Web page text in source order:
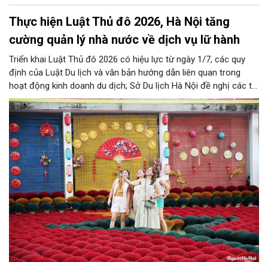
Thực hiện Luật Thủ đô 2026, Hà Nội tăng
cường quản lý nhà nước về dịch vụ lữ hành
Triển khai Luật Thủ đô 2026 có hiệu lực từ ngày 1/7, các quy
định của Luật Du lịch và văn bản hướng dẫn liên quan trong
hoạt động kinh doanh du dịch; Sở Du lịch Hà Nội đề nghị các tổ
chức, đơn vị, doanh nghiệp kinh doanh dịch vụ lữ hành trên địa
bàn thành phố thực hiện một số nội dung quan trọng. Qua đó
góp phần thực hiện thắng lợi các mục tiêu phát triển du lịch Hà
Nội năm 2026 và giai đoạn tiếp theo.